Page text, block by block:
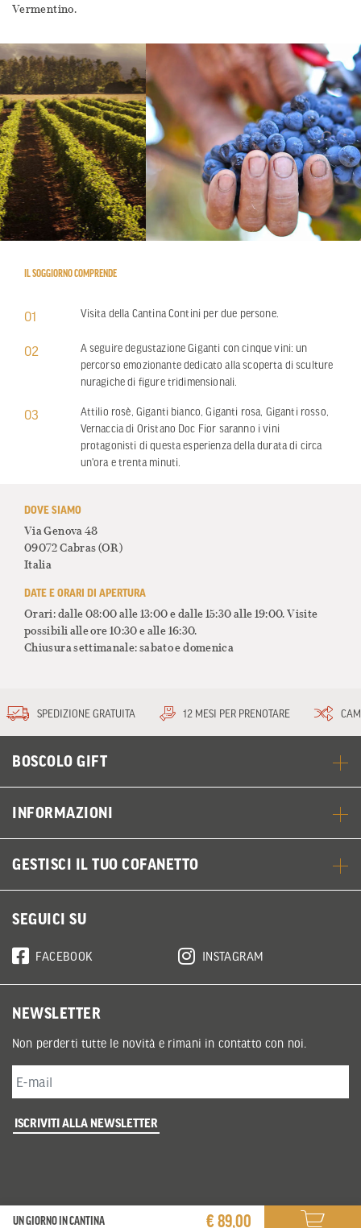
Vermentino.
IL SOGGIORNO COMPRENDE
01 Visita della Cantina Contini per due persone.
02
A seguire degustazione Giganti con cinque vini: un
percorso emozionante dedicato alla scoperta di sculture
nuragiche di figure tridimensionali.
03
Attilio rosè, Giganti bianco, Giganti rosa, Giganti rosso,
Vernaccia di Oristano Doc Fior saranno i vini
protagonisti di questa esperienza della durata di circa
un'ora e trenta minuti.
DOVE SIAMO
Via Genova 48
09072 Cabras(OR)
Italia
DATE E ORARI DI APERTURA
Orari: dalle 08:00 alle 13:00 e dalle 15:30 alle 19:00. Visite
possibili alle ore 10:30 e alle 16:30.
Chiusura settimanale: sabato e domenica
UN GIORNO IN CANTINA € 89,00
SPEDIZIONE GRATUITA 12 MESI PER PRENOTARE
BOSCOLO GIFT
INFORMAZIONI
GESTISCI IL TUO COFANETTO
SEGUICI SU
FACEBOOK INSTAGRAM
NEWSLETTER
Non perderti tutte le novità e rimani in contatto con noi.
ISCRIVITI ALLA NEWSLETTER